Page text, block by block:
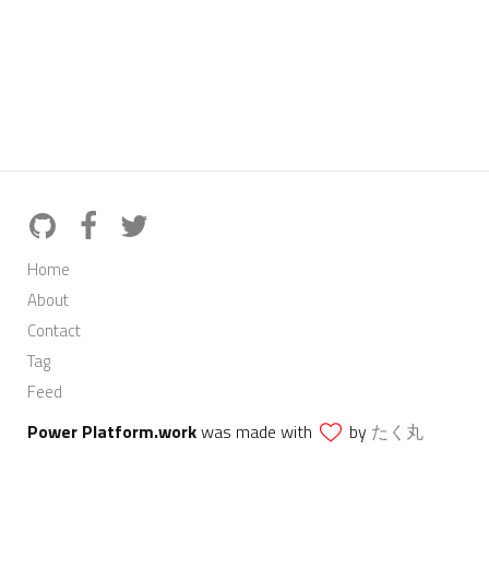
Home
About
Contact
Tag
Feed
Power Platform.workwas made with by たく丸